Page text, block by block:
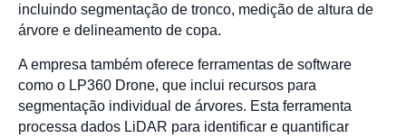
incluindo segmentação de tronco, medição de altura de
árvore e delineamento de copa.
A empresa também oferece ferramentas de software
como o LP360 Drone, que inclui recursos para
segmentação individual de árvores. Esta ferramenta
processa dados LiDAR para identificar e quantificar